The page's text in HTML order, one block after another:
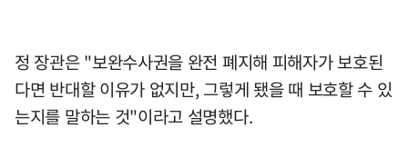
정 장관은 "보완수사권을 완전 폐지해 피해자가 보호된
다면 반대할 이유가 없지만, 그렇게 됐을 때 보호할 수 있
는지를 말하는 것"이라고 설명했다.